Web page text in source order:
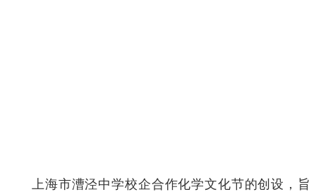
上海市漕泾中学校企合作化学文化节的创设，旨